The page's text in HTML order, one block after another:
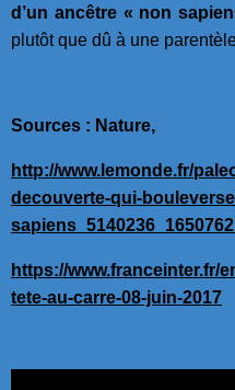
d’un ancêtre « non
plutôt que dû à une
Sources : Nature,
http://www.lemonde.fr/
decouverte-qui-
https://www.franceinter.fr/
tete-au-carre-08-juin-2017